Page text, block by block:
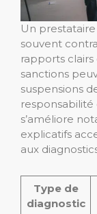
Un
souvent
rapports
sanctions
suspensions
responsabilité
s’améliore
explicatifs
aux
Type de
diagnostic